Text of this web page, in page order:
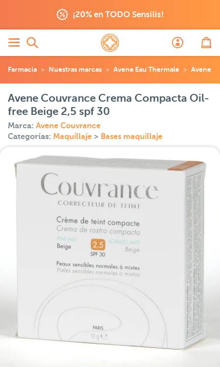
¡20% en TODO Sensilis!
Farmacia Nuestras marcas Avene Eau Thermale Avene
Avene Couvrance Crema Compacta Oil-
free Beige 2,5 spf 30
Marca: Avene Couvrance
Categorías: Maquillaje > Bases maquillaje